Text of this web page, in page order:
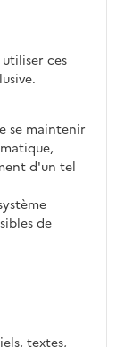
ces
se maintenir
d'un tel
de
textes,